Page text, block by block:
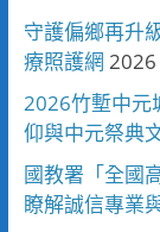
守護偏鄉再升
療照護網 2026
2026竹塹中
仰與中元祭典
國教署「全國
瞭解誠信專業